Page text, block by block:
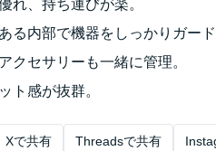
れ、持ち運びが楽。
る内部で機器をしっかりガード
クセサリーも一緒に管理。
ト感が抜群。
Xで共有 Threadsで共有